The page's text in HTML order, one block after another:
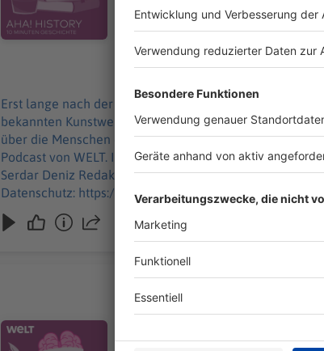
Redaktion, Moderation: Viola Koegst
https://www.welt.de/services/
26.12.2024 03:20 / 14min
Erst lange nach der Entstehung des Homo Sapiens
bekannten Kunstwerke der Welt wurden in
über die Menschen damals? Darum geht es in „Aha! History“. "Aha! History – Zehn Minuten Geschichte" ist der
Podcast von WELT. Immer montags und donnerstags ab 6 Uhr. Wir freuen uns über Feedback an
Serdar Deniz Redaktion, Moderation: Viola Koegst Impressum: https://www.welt.de/services/article7893735/Impressum.html
Datenschutz: https://www.welt.de/services/
Audiotitel - "Zu geil für diese Welt"? Viva und die wilde
Es war der erste reine
Sendung und prägte die
Giglinger. Im Gespräch mit Wim